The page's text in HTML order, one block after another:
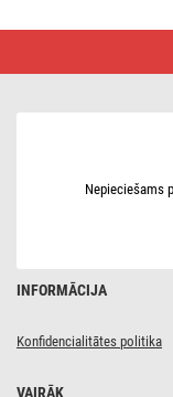
gaismeklis
INFORMĀCIJA
Konfidencialitātes politika
VAIRĀK
Nepieciešams